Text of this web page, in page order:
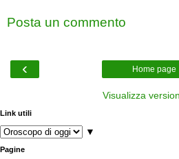
Posta un commento
‹ Home page
Visualizza
Link utili
▼
Pagine